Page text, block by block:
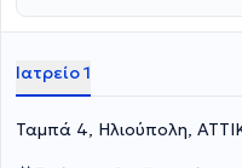
νοσολογίας, με παράλληλη
Μπενάκειο» (Ν.Ε.Ε.Σ) και έχει
ελεύθερο επάγγελμα. Είναι
εταιρειών, τόσο στον τομέα
εκείνον των αποζημιώσεων,
του ΕΦΚΑ με αρμοδιότητες
Ιατρείο 1
Ταμπά 4, Ηλιούπολη,